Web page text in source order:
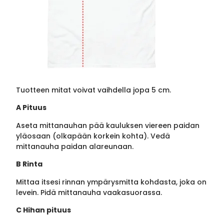
Tuotteen mitat voivat vaihdella jopa 5 cm.
A Pituus
Aseta mittanauhan pää kauluksen viereen paidan
yläosaan (olkapään korkein kohta). Vedä
mittanauha paidan alareunaan.
B Rinta
Mittaa itsesi rinnan ympärysmitta kohdasta, joka on
levein. Pidä mittanauha vaakasuorassa.
C Hihan pituus